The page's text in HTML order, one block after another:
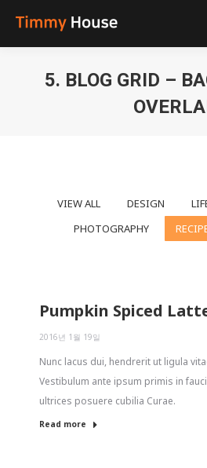
5. BLOG GRID –
VIEW ALL DESIGN
PHOTOGRAPHY
Pumpkin Spiced
2016년 1월 19일
Nunc lacus dui, hendrerit ut ligula
Vestibulum ante ipsum primis in
ultrices posuere cubilia Curae.
Read more